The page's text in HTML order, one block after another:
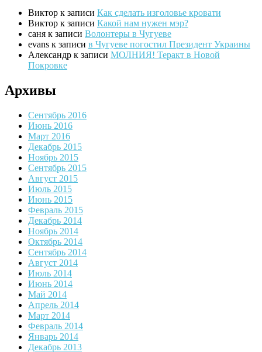
Виктор к записи Как сделать изголовье кровати
Виктор к записи Какой нам нужен мэр?
саня к записи Волонтеры в Чугуеве
evans к записи в Чугуеве погостил Президент Украины
Александр к записи МОЛНИЯ! Теракт в Новой
Покровке
Архивы
Сентябрь 2016
Июнь 2016
Март 2016
Декабрь 2015
Ноябрь 2015
Сентябрь 2015
Август 2015
Июль 2015
Июнь 2015
Февраль 2015
Декабрь 2014
Ноябрь 2014
Октябрь 2014
Сентябрь 2014
Август 2014
Июль 2014
Июнь 2014
Май 2014
Апрель 2014
Март 2014
Февраль 2014
Январь 2014
Декабрь 2013